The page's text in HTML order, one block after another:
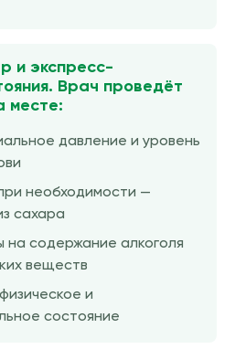
и экспресс-
Врач проведёт
месте:
давление и уровень
необходимости —
сахара
на содержание алкоголя
веществ
и
состояние